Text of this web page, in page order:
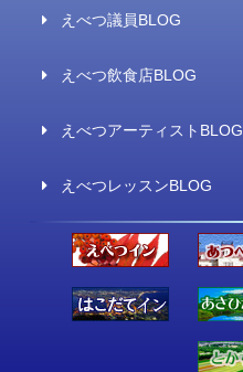
えべつ議員BLOG
えべつ飲食店BLOG
えべつアーティストBLOG
えべつレッスンBLOG